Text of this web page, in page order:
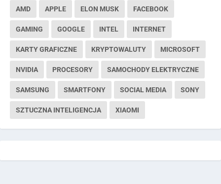
AMD APPLE ELON MUSK FACEBOOK
GAMING GOOGLE INTEL INTERNET
KARTY GRAFICZNE KRYPTOWALUTY MICROSOFT
NVIDIA PROCESORY SAMOCHODY ELEKTRYCZNE
SAMSUNG SMARTFONY SOCIAL MEDIA SONY
SZTUCZNA INTELIGENCJA XIAOMI